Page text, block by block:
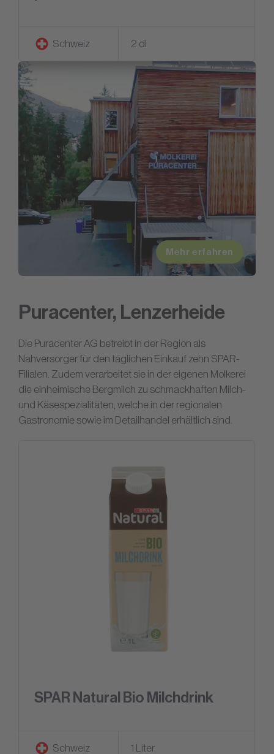
Schweiz 2 dl
Mehr erfahren
Puracenter, Lenzerheide
Die Puracenter AG betreibt in der Region als
Nahversorger für den täglichen Einkauf zehn SPAR-
Filialen. Zudem verarbeitet sie in der eigenen Molkerei
die einheimische Bergmilch zu schmackhaften Milch-
und Käsespezialitäten, welche in der regionalen
Gastronomie sowie im Detailhandel erhältlich sind.
SPAR Natural Bio Milchdrink
Schweiz 1 Liter